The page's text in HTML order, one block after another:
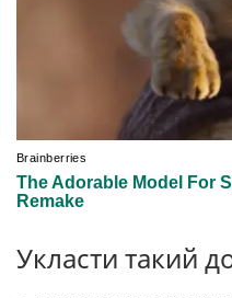
Укласти такий